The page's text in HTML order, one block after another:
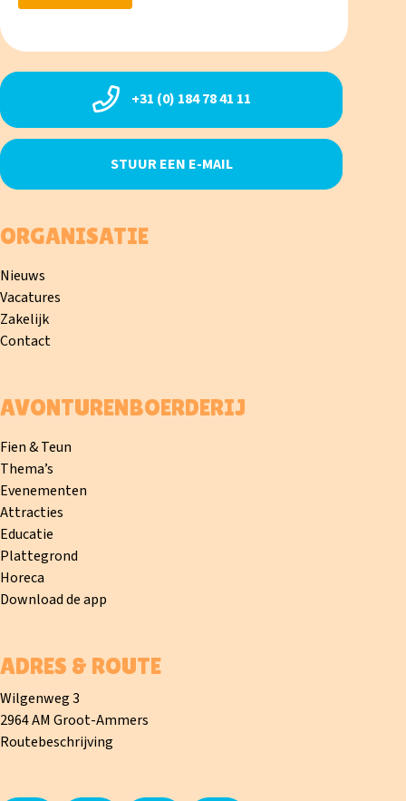
+31 (0) 184 78 41 11
STUUR EEN E-MAIL
ORGANISATIE
Nieuws
Vacatures
Zakelijk
Contact
AVONTURENBOERDERIJ
Fien & Teun
Thema’s
Evenementen
Attracties
Educatie
Plattegrond
Horeca
Download de app
ADRES & ROUTE
Wilgenweg 3
2964 AM Groot-Ammers
Routebeschrijving